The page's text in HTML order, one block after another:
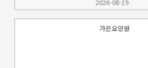
2026-08-19
가은요양원